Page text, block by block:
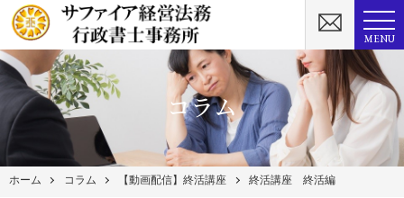
MENU
コラム
ホーム コラム 【動画配信】終活講座 終活講座 終活編